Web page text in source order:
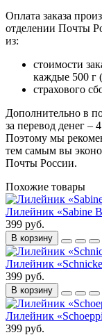
Оплата заказа
отделении Почты
из:
стоимости
каждые 500 г
страхового
Дополнительно в
за перевод денег –
Поэтому мы
тем самым вы
Почты России.
Похожие товары
Лилейник «Sabine
399 руб.
В корзину
Лилейник
399 руб.
В корзину
Лилейник
399 руб.